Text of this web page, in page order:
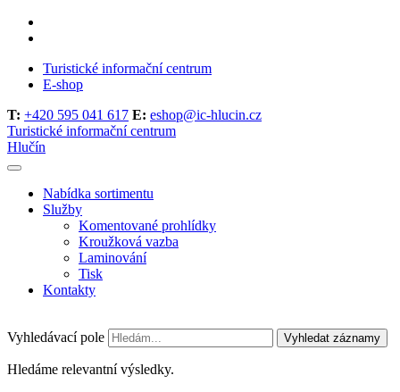
Turistické informační centrum
E-shop
T: +420 595 041 617 E: eshop@ic-hlucin.cz
Turistické informační centrum
Hlučín
Nabídka sortimentu
Služby
Komentované prohlídky
Kroužková vazba
Laminování
Tisk
Kontakty
Vyhledávací pole Vyhledat záznamy
Hledáme relevantní výsledky.